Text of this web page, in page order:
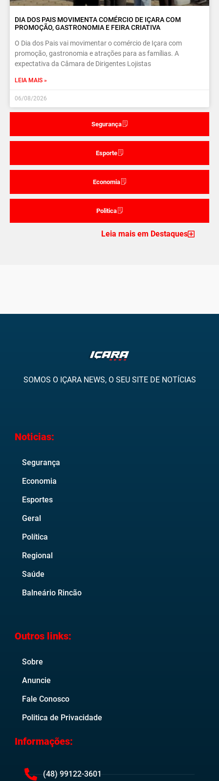
Segurança
Esporte
Economia
Politica
DIA DOS PAIS MOVIMENTA COMÉRCIO DE IÇARA COM
PROMOÇÃO, GASTRONOMIA E FEIRA CRIATIVA
O Dia dos Pais vai movimentar o comércio de Içara com
promoção, gastronomia e atrações para as famílias. A
expectativa da Câmara de Dirigentes Lojistas
LEIA MAIS »
06/08/2026
Leia mais em Destaques
SOMOS O IÇARA NEWS, O SEU SITE DE NOTÍCIAS
Noticias:
Segurança
Economia
Esportes
Geral
Política
Regional
Saúde
Balneário Rincão
Outros links:
Sobre
Anuncie
Fale Conosco
Politica de Privacidade
Informações:
(48) 99122-3601